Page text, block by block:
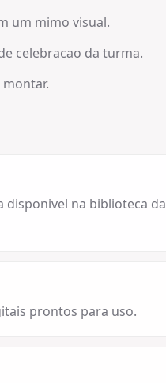
um mimo visual.
celebracao da turma.
disponivel na biblioteca da
prontos para uso.